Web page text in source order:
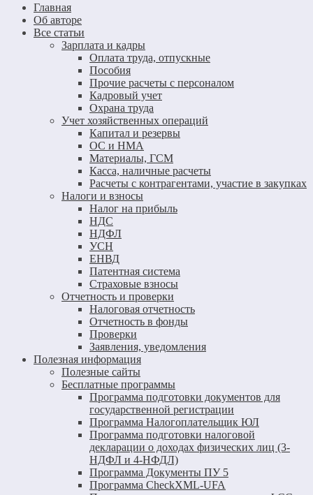
Главная
Об авторе
Все статьи
Зарплата и кадры
Оплата труда, отпускные
Пособия
Прочие расчеты с персоналом
Кадровый учет
Охрана труда
Учет хозяйственных операций
Капитал и резервы
ОС и НМА
Материалы, ГСМ
Касса, наличные расчеты
Расчеты с контрагентами, участие в закупках
Налоги и взносы
Налог на прибыль
НДС
НДФЛ
УСН
ЕНВД
Патентная система
Страховые взносы
Отчетность и проверки
Налоговая отчетность
Отчетность в фонды
Проверки
Заявления, уведомления
Полезная информация
Полезные сайты
Бесплатные программы
Программа подготовки документов для
государственной регистрации
Программа Налогоплательщик ЮЛ
Программа подготовки налоговой
декларации о доходах физических лиц (3-
НДФЛ и 4-НФДЛ)
Программа Документы ПУ 5
Программа CheckXML-UFA